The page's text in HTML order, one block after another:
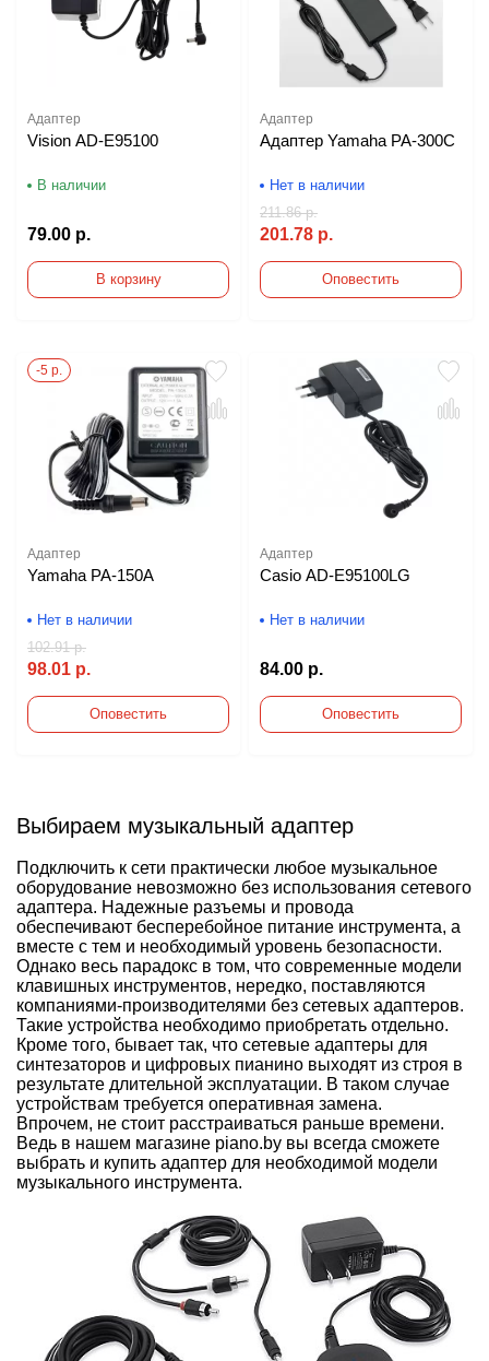
Адаптер
Vision AD-E95100
В наличии
79.00 р.
В корзину
Адаптер
Адаптер Yamaha PA-300C
Нет в наличии
201.78 р.
211.86 р.
Оповестить
-5 р.
Адаптер
Yamaha PA-150A
Нет в наличии
98.01 р.
102.91 р.
Оповестить
Адаптер
Casio AD-E95100LG
Нет в наличии
84.00 р.
Оповестить
Выбираем музыкальный адаптер
Подключить к сети практически любое музыкальное
оборудование невозможно без использования сетевого
адаптера. Надежные разъемы и провода
обеспечивают бесперебойное питание инструмента, а
вместе с тем и необходимый уровень безопасности.
Однако весь парадокс в том, что современные модели
клавишных инструментов, нередко, поставляются
компаниями-производителями без сетевых адаптеров.
Такие устройства необходимо приобретать отдельно.
Кроме того, бывает так, что сетевые адаптеры для
синтезаторов и цифровых пианино выходят из строя в
результате длительной эксплуатации. В таком случае
устройствам требуется оперативная замена.
Впрочем, не стоит расстраиваться раньше времени.
Ведь в нашем магазине piano.by вы всегда сможете
выбрать и купить адаптер для необходимой модели
музыкального инструмента.